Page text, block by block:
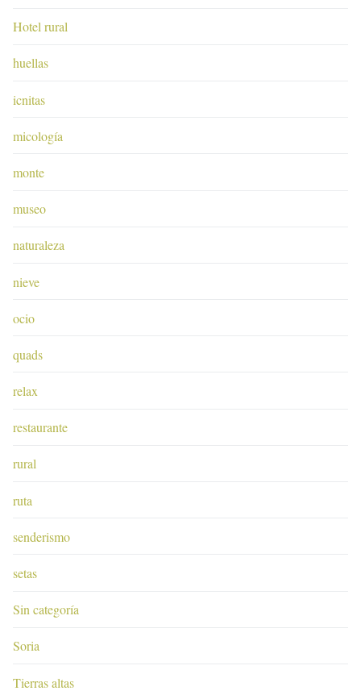
Hotel rural
huellas
icnitas
micología
monte
museo
naturaleza
nieve
ocio
quads
relax
restaurante
rural
ruta
senderismo
setas
Sin categoría
Soria
Tierras altas